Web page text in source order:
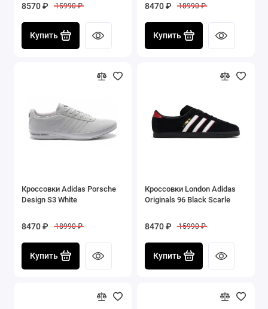
8570 ₽ 15990 ₽
Купить
8470 ₽ 18990 ₽
Купить
Кроссовки Adidas Porsche
Design S3 White
8470 ₽ 18990 ₽
Купить
Кроссовки London Adidas
Originals 96 Black Scarle
8470 ₽ 15990 ₽
Купить